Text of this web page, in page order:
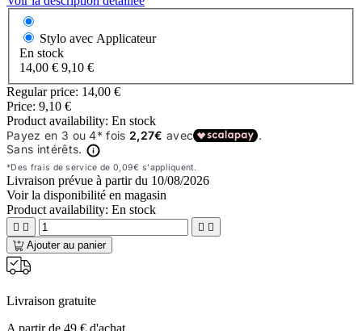
Stylo avec Applicateur
En stock
14,00 € 9,10 €
Regular price: 14,00 €
Price: 9,10 €
Product availability: En stock
Livraison prévue à partir du 10/08/2026
Voir la disponibilité en magasin
Product availability: En stock
   
Ajouter au panier
Livraison gratuite